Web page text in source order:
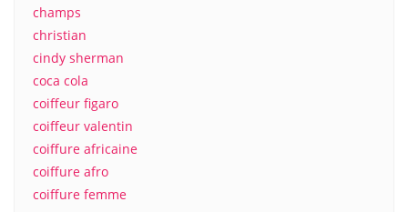
champs
christian
cindy sherman
coca cola
coiffeur figaro
coiffeur valentin
coiffure africaine
coiffure afro
coiffure femme